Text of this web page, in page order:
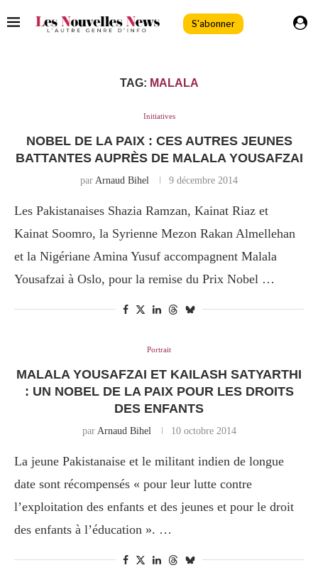
S'abonner
TAG: MALALA
Initiatives
NOBEL DE LA PAIX : CES AUTRES JEUNES
BATTANTES AUPRÈS DE MALALA YOUSAFZAI
par Arnaud Bihel 9 décembre 2014
Les Pakistanaises Shazia Ramzan, Kainat Riaz et
Kainat Soomro, la Syrienne Mezon Rakan Almellehan
et la Nigériane Amina Yusuf accompagnent Malala
Yousafzai à Oslo, pour la remise du Prix Nobel …
Portrait
MALALA YOUSAFZAI ET KAILASH SATYARTHI
: UN NOBEL DE LA PAIX POUR LES DROITS
DES ENFANTS
par Arnaud Bihel 10 octobre 2014
La jeune Pakistanaise et le militant indien de longue
date sont récompensés « pour leur lutte contre
l’exploitation des enfants et des jeunes et pour le droit
des enfants à l’éducation ». …